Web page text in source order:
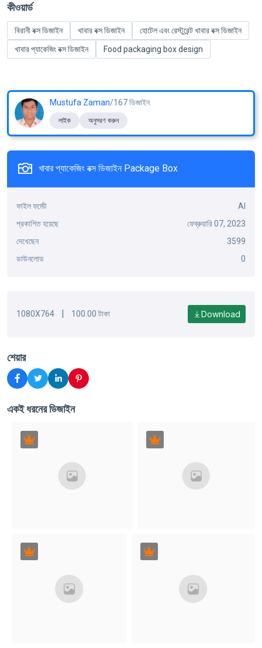
কীওয়ার্ড
বিরানী বক্স ডিজাইন খাবার বক্স ডিজাইন
হোটেল এবং রেস্টুরেন্ট খাবার বক্স ডিজাইন
খাবার প্যাকেজিং বক্স ডিজাইন
Food packaging box design
Mustufa Zaman/167 ডিজাইন
লাইক অনুসরণ করুন
খাবার প্যাকেজিং বক্স ডিজাইন Package Box
ফাইল ফর্মেট
AI
প্রকাশিত হয়েছে
ফেব্রুয়ারি 07, 2023
দেখেছেন
3599
ডাউনলোড
0
1080X764 | 100.00 টাকা Download
শেয়ার
একই ধরনের ডিজাইন